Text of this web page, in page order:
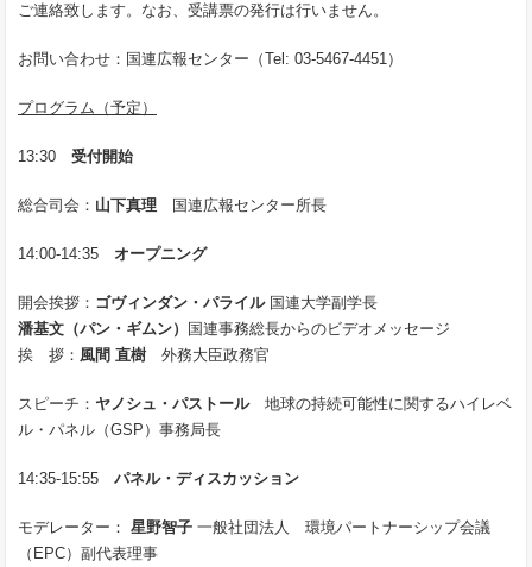
ご連絡致します。なお、受講票の発行は行いません。
お問い合わせ：国連広報センター（Tel: 03-5467-4451）
プログラム（予定）
13:30 受付開始
総合司会： 山下真理 国連広報センター所長
14:00-14:35 オープニング
開会挨拶： ゴヴィンダン・パライル国連大学副学長
潘基文（パン・ギムン）
国連事務総長からのビデオメッセージ
挨 拶： 風間 直樹 外務大臣政務官
スピーチ： ヤノシュ・パストール地球の持続可能性に関するハイレベ
ル・パネル（GSP）事務局長
14:35-15:55 パネル・ディスカッション
モデレーター： 星野智子 一般社団法人 環境パートナーシップ会議
（EPC）副代表理事